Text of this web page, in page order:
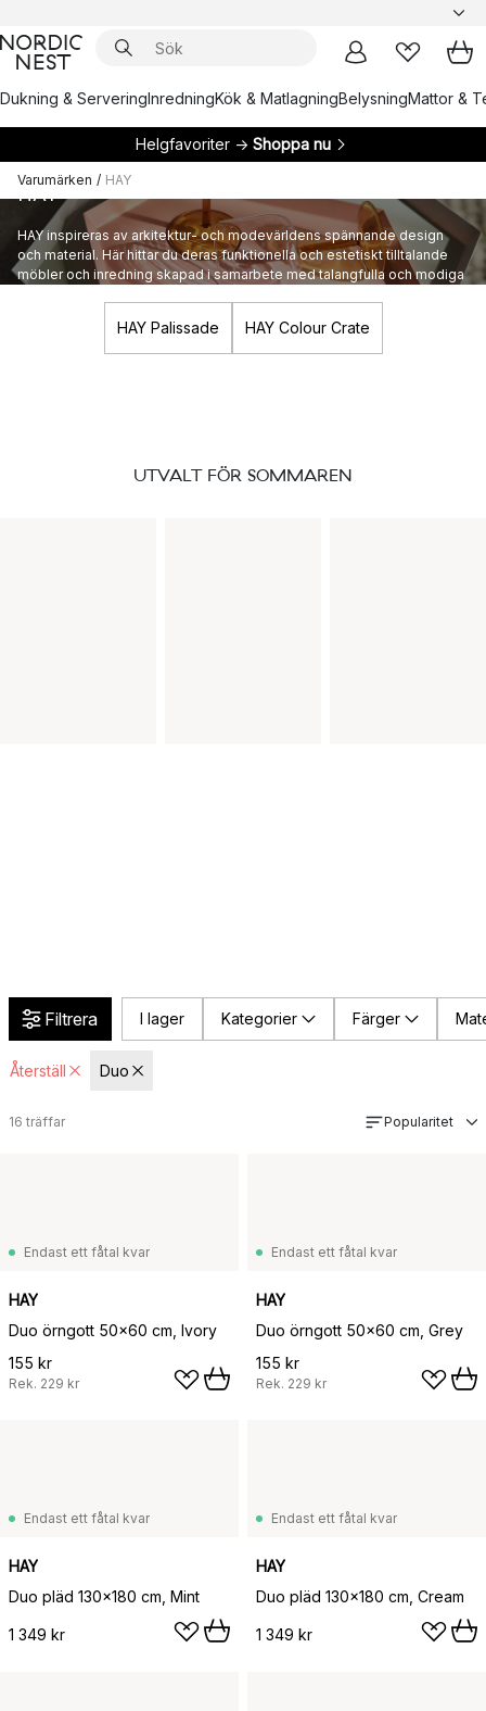
Dukning & ServeringInredningKök & MatlagningBelysningMattor &
Helgfavoriter → Shoppa nu
Varumärken / HAY
HAY
HAY inspireras av arkitektur- och modevärldens spännande design
och material. Här hittar du deras funktionella och estetiskt tilltalande
möbler och inredning skapad i samarbete med talangfulla och modiga
HAY Palissade HAY Colour Crate
UTVALT FÖR SOMMAREN
Filtrera I lager Kategorier Färger
Återställ Duo
16 träffar Popularitet
Endast ett fåtal kvar
HAY
Duo örngott 50x60 cm, Ivory
155 kr
Rek. 229 kr
Endast ett fåtal kvar
HAY
Duo örngott 50x60 cm, Grey
155 kr
Rek. 229 kr
Endast ett fåtal kvar
HAY
Duo pläd 130x180 cm, Mint
1 349 kr
Endast ett fåtal kvar
HAY
Duo pläd 130x180 cm, Cream
1 349 kr